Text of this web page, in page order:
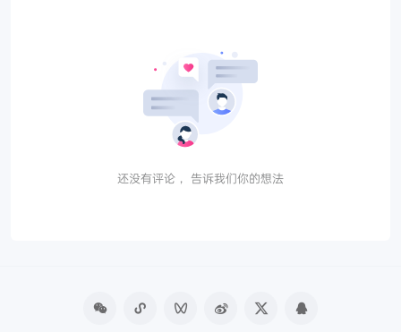
还没有评论， 告诉我们你的想法